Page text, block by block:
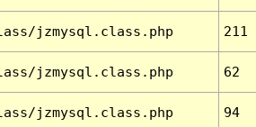
jzmysql.class.php 211
jzmysql.class.php 62
jzmysql.class.php 94